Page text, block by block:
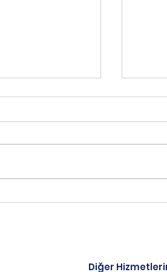
DOSYASI
Dosyası, bir
kayıt...
2024
2024
Diğer